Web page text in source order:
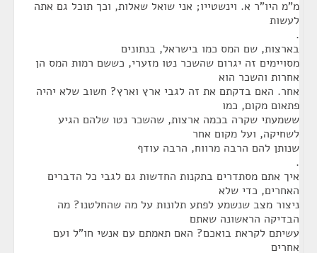
מ"מ היו"ר א. וינשטייו; אני שואל שאלות, וכך תוכל גם אתה
לעשות
.
בארצות, שם המס כמו בישראל, בנתונים
מסויימים זה יגרום שהשכר נטו מזערי, כששם רמות המס הן
אחרות והשכר הוא
אחר. האם בדקתם את זה לגבי ארץ וארץ? חשוב שלא יהיה
פתאום מקום, כמו
ששמעתי שקרה בכמה ארצות, שהשכר נטו שלהם הגיע
לשחיקה, ועל מקום אחר
שנותן להם הרבה מרווח, הרבה עודף
.
איך אתם מסתדרים בתקנות החדשות גם לגבי כל הדברים
האחרים, כדי שלא
ניצור מצב שנשמע לפתע תלונות על מה שהחלטנו? מה
הבדיקה הראשונה שאתם
עשיתם לקראת בואכם? האם תאמתם עם אנשי חו"ל ועם
אחרים